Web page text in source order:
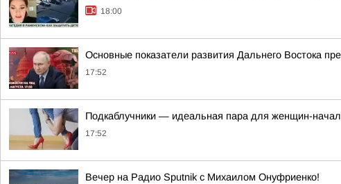
18:00
Основные показатели развития Дальнего Востока
17:52
Подкаблучники — идеальная пара для женщин-
17:52
Вечер на Радио Sputnik с Михаилом Онуфриенко!